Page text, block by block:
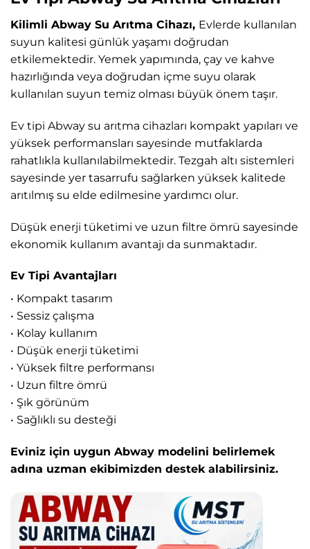
Kilimli Abway Su Arıtma Cihazı, Evlerde kullanılan
suyun kalitesi günlük yaşamı doğrudan
etkilemektedir. Yemek yapımında, çay ve kahve
hazırlığında veya doğrudan içme suyu olarak
kullanılan suyun temiz olması büyük önem taşır.
Ev tipi Abway su arıtma cihazları kompakt yapıları ve
yüksek performansları sayesinde mutfaklarda
rahatlıkla kullanılabilmektedir. Tezgah altı sistemleri
sayesinde yer tasarrufu sağlarken yüksek kalitede
arıtılmış su elde edilmesine yardımcı olur.
Düşük enerji tüketimi ve uzun filtre ömrü sayesinde
ekonomik kullanım avantajı da sunmaktadır.
Ev Tipi Avantajları
• Kompakt tasarım
• Sessiz çalışma
• Kolay kullanım
• Düşük enerji tüketimi
• Yüksek filtre performansı
• Uzun filtre ömrü
• Şık görünüm
• Sağlıklı su desteği
Eviniz için uygun Abway modelini belirlemek
adına uzman ekibimizden destek alabilirsiniz.